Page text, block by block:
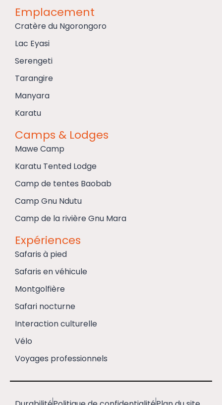
Emplacement
Cratère du Ngorongoro
Lac Eyasi
Serengeti
Tarangire
Manyara
Karatu
Camps & Lodges
Mawe Camp
Karatu Tented Lodge
Camp de tentes Baobab
Camp Gnu Ndutu
Camp de la rivière Gnu Mara
Expériences
Safaris à pied
Safaris en véhicule
Montgolfière
Safari nocturne
Interaction culturelle
Vélo
Voyages professionnels